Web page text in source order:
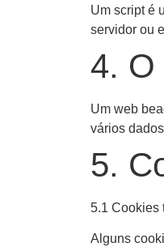
Um script é
servidor ou
4. O
Um web
vários
5.
5.1 Cookies
Alguns